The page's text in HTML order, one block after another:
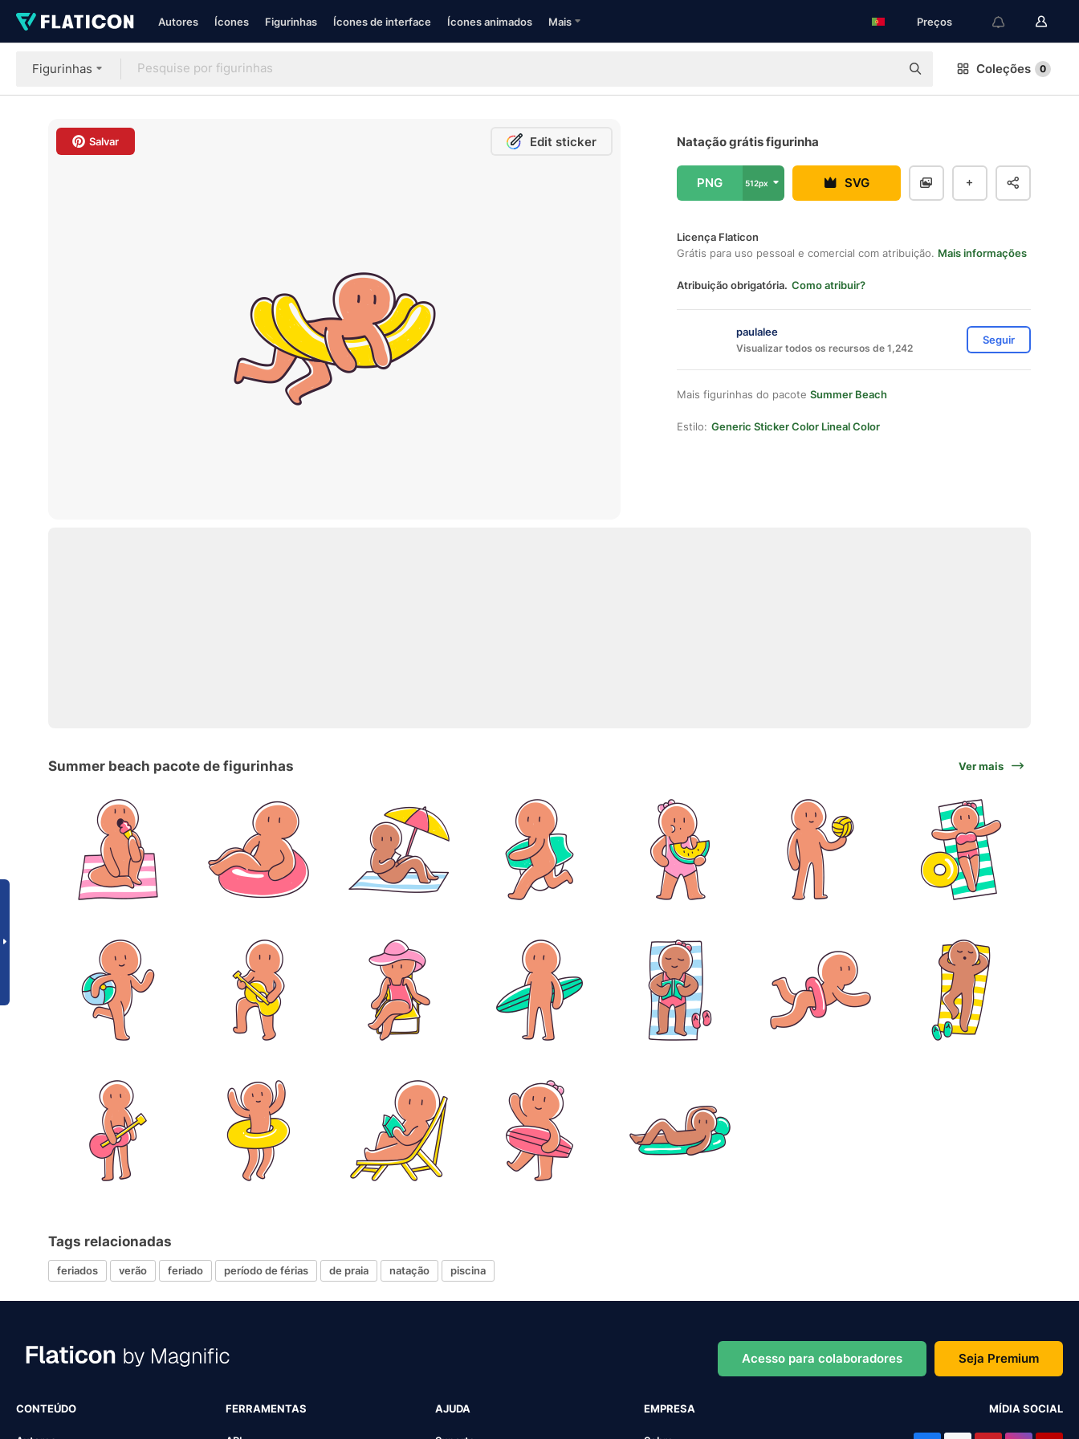
Autores Ícones Figurinhas Ícones de interface Ícones animados Mais Preços
Figurinhas Coleções 0
Salvar Edit sticker Natação grátis figurinha
PNG 512px SVG
Licença Flaticon
Grátis para uso pessoal e comercial com atribuição. Mais informações
Atribuição obrigatória. Como atribuir?
paulalee
Visualizar todos os recursos de 1,242
Seguir
Mais figurinhas do pacote Summer Beach
Estilo: Generic Sticker Color Lineal Color
Summer beach pacote de figurinhas Ver mais
Tags relacionadas
feriados verão feriado período de férias de praia natação piscina
Acesso para colaboradores Seja Premium
CONTEÚDO FERRAMENTAS AJUDA EMPRESA MÍDIA SOCIAL